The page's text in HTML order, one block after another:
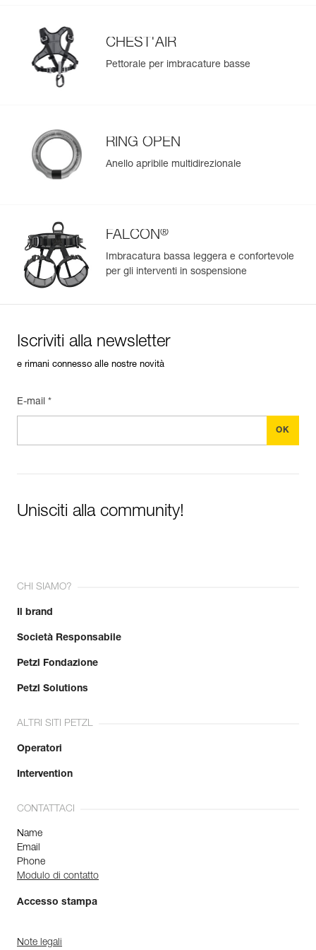
Visualizza lo storico di un prodotto dalla sua data di
produzione.
Per saperne di più
CHEST'AIR
Pettorale per imbracature basse
RING OPEN
Anello apribile multidirezionale
FALCON®
Imbracatura bassa leggera e confortevole
per gli interventi in sospensione
Iscriviti alla newsletter
e rimani connesso alle nostre novità
E-mail *
Unisciti alla community!
CHI SIAMO?
Il brand
Società Responsabile
Petzl Fondazione
Petzl Solutions
ALTRI SITI PETZL
Operatori
Intervention
CONTATTACI
Name
Email
Phone
Modulo di contatto
Accesso stampa
Note legali